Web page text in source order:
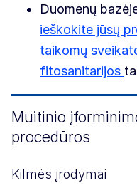
Duomenų
ieškokite jūsų
taikomų
fitosanitarijos
Muitinio
procedūros
Kilmės įrodymai